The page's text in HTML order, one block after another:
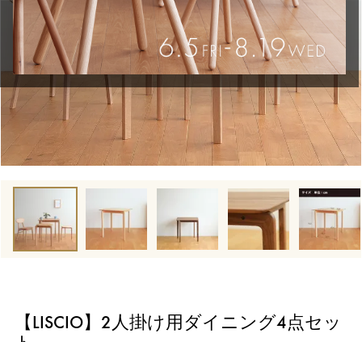
【LISCIO】2人掛け用ダイニング4点セッ